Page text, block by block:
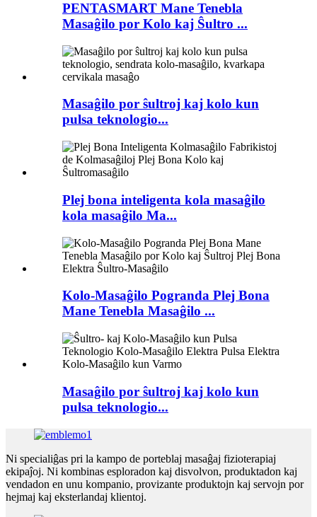
PENTASMART Mane Tenebla
Masaĝilo por Kolo kaj Ŝultro ...
Masaĝilo por ŝultroj kaj kolo kun
pulsa teknologio...
Plej bona inteligenta kola masaĝilo
kola masaĝilo Ma...
Kolo-Masaĝilo Pogranda Plej Bona
Mane Tenebla Masaĝilo ...
Masaĝilo por ŝultroj kaj kolo kun
pulsa teknologio...
Ni specialiĝas pri la kampo de porteblaj masaĝaj fizioterapiaj
ekipaĵoj. Ni kombinas esploradon kaj disvolvon, produktadon kaj
vendadon en unu kompanio, provizante produktojn kaj servojn por
hejmaj kaj eksterlandaj klientoj.